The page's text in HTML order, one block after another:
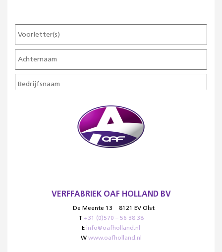
VERFFABRIEK OAF HOLLAND BV
De Meente 13
8121 EV Olst
T +31 (0)570 – 56 38 38
E info@oafholland.nl
W www.oafholland.nl